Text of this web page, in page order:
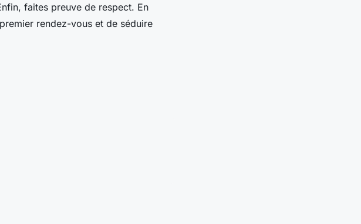
faites preuve de respect. En
rendez-vous et de séduire